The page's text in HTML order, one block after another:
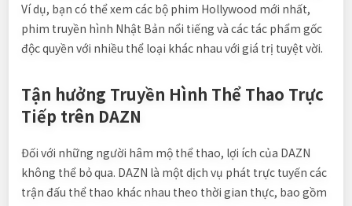
Ví dụ, bạn có thể xem các bộ phim Hollywood mới nhất,
phim truyền hình Nhật Bản nổi tiếng và các tác phẩm gốc
độc quyền với nhiều thể loại khác nhau với giá trị tuyệt vời.
Tận hưởng Truyền Hình Thể Thao Trực
Tiếp trên DAZN
Đối với những người hâm mộ thể thao, lợi ích của DAZN
không thể bỏ qua. DAZN là một dịch vụ phát trực tuyến các
trận đấu thể thao khác nhau theo thời gian thực, bao gồm